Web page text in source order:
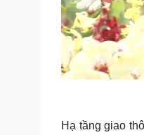
Hạ tầng giao